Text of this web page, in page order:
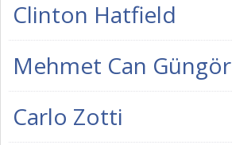
Clinton Hatfield
Mehmet Can Güngör
Carlo Zotti